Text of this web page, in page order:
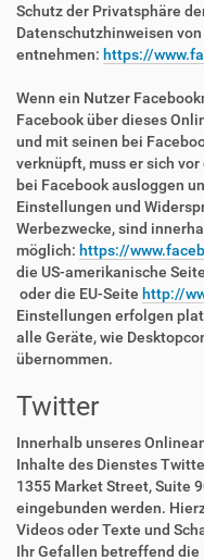
Schutz der Privatsphäre
Datenschutzhinweisen
entnehmen: https://
Wenn ein Nutzer
Facebook über dieses
und mit seinen bei
verknüpft, muss er sich
bei Facebook ausloggen
Einstellungen und
Werbezwecke, sind
möglich: https://
die US-amerikanische Seite
oder die EU-Seite http://
Einstellungen erfolgen
alle Geräte, wie
übernommen.
Twitter
Innerhalb unseres
Inhalte des Dienstes
1355 Market Street, Suite
eingebunden werden.
Videos oder Texte und
Ihr Gefallen betreffend